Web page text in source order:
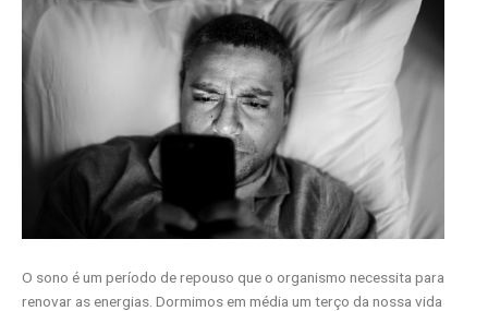
O sono é um período de repouso que o organismo necessita para
renovar as energias. Dormimos em média um terço da nossa vida